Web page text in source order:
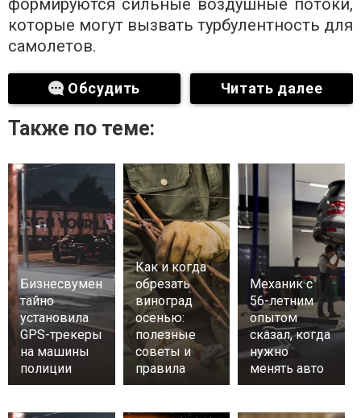
которые могут вызвать турбулентность для
самолетов.
Обсудить Читать далее
Также по теме:
Бизнесвумен
тайно
установила
GPS-трекеры
на машины
полиции
Как и когда
обрезать
виноград
осенью:
полезные
советы и
правила
Механик с
56-летним
опытом
сказал, когда
нужно
менять авто